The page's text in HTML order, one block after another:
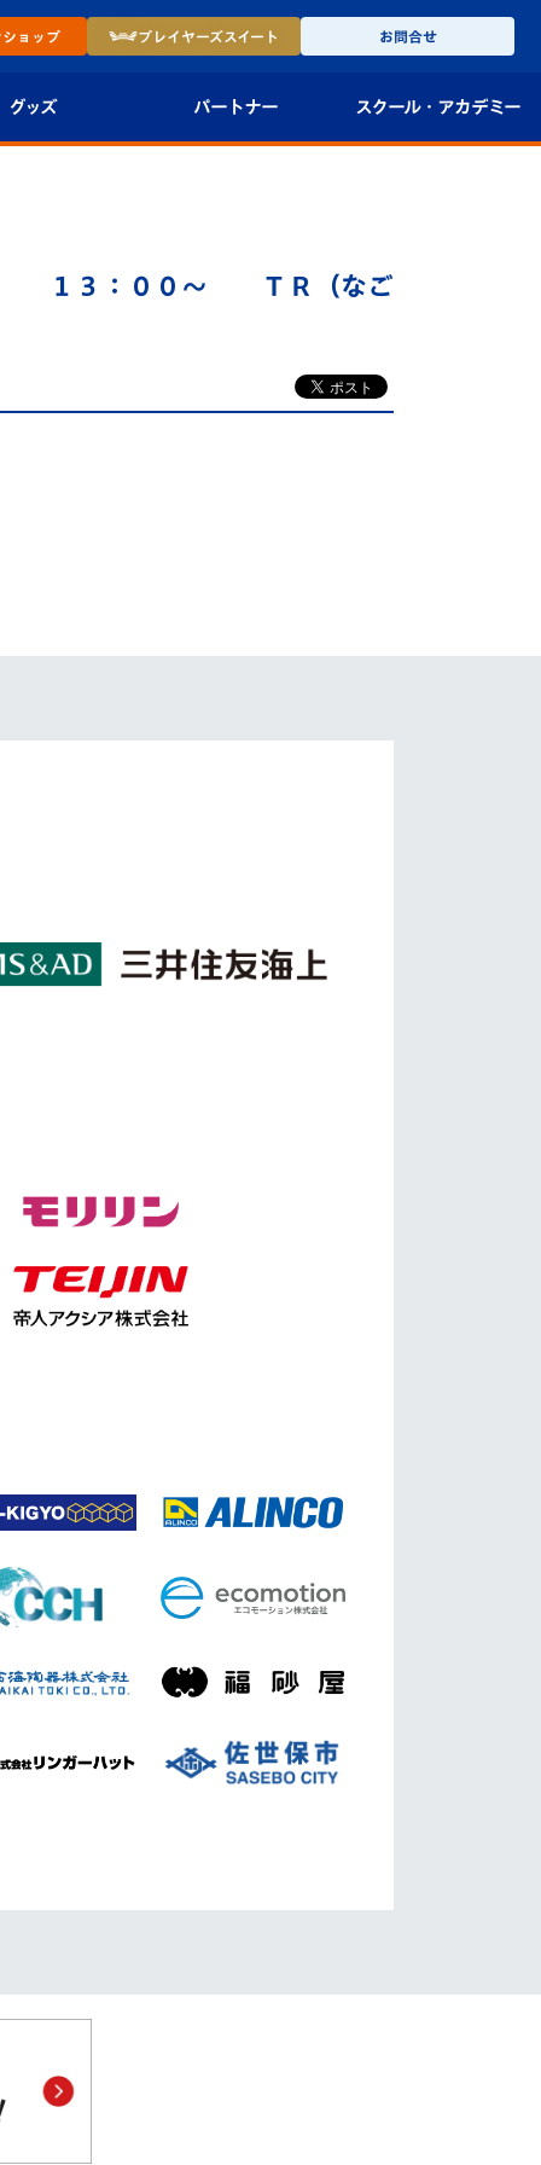
ショップ プレイヤーズスイート お問合せ
グッズ パートナー
法人限定 VIP BOX
スクール・ アカデミー
U-15
スクール
１３：００～ ＴＲ（なご